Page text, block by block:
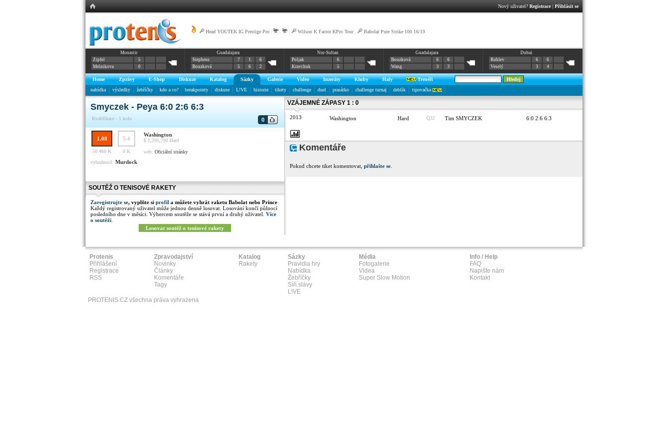
Nový uživatel? Registrace| Přihlásit se
Head YOUTEK IG Prestige Pro Wilson K Factor KPro Tour| Babolat Pure Strike 100 16/19
Monastir
Zipfel
5
Melnikova
0
Guadalajara
Stephens
7 1
6
Bouzková
5 6 2
Nur-Sultan
Poljak
6
Kravchuk
5
Guadalajara
Bouzková
6
6
Wang
3 3
Dubai
Rublev
6
6
Veselý
3 4
Home Zprávy E-Shop Diskuze Katalog Sázky Galerie Video Inzeráty Kluby Haly
Trenéři
nabídka
výsledky žebříčky kdo a co? breakpointy diskuse L!VE historie tikety challenge duel prasátko challenge turnaj deblík tipovačka
Smyczek - Peya 6:0 2:6 6:3
Kvalifikace - 1.kolo 0
1.08 5.4
Washington
$ 1,295,790 Hard
50.460 K
0 K web: Oficiální stránky
vyhodnotil: Murdock
SOUTĚŽ O TENISOVÉ RAKETY
Zaregistrujte se, vyplňte si profil a můžete vyhrát raketu Babolat nebo Prince
Každý registrovaný uživatel může jednou denně losovat. Losování končí půlnocí
posledního dne v měsíci. Výhercem soutěže se stává první a druhý uživatel. Více
o soutěži
Losovat soutěž o tenisové rakety
VZÁJEMNÉ ZÁPASY 1 : 0
2013 Washington Hard Q32 Tim SMYCZEK 6:0 2:6 6:3
Komentáře
Pokud chcete tiket komentovat, přihlašte se
Protenis
Přihlášení
Registrace
RSS
Zpravodajství
Novinky
Články
Komentáře
Tagy
Katalog
Rakety
Sázky
Pravidla hry
Nabídka
Žebříčky
Síň slávy
L!VE
Média
Fotogalerie
Videa
Super Slow Motion
Info / Help
FAQ
Napište nám
Kontakt
PROTENIS.CZ všechna práva vyhrazena